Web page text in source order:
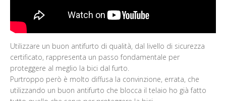
Utilizzare un buon antifurto di qualità, dal livello di sicurezza
certificato, rappresenta un passo fondamentale per
proteggere al meglio la bici dal furto.
Purtroppo però è molto diffusa la convinzione, errata, che
utilizzando un buon antifurto che blocca il telaio ho già fatto